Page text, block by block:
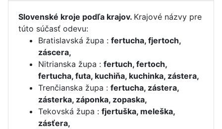
Slovenské kroje podľa krajov. Krajové názvy pre
túto súčasť odevu:
Bratislavská župa : fertucha, fjertoch,
záscera,
Nitrianska župa : fertuch, fertoch,
fertucha, futa, kuchiňa, kuchinka, zástera,
Trenčianska župa : fertucha, zástera,
zásterka, záponka, zopaska,
Tekovská župa : fjertuška, meleška,
zásťera,